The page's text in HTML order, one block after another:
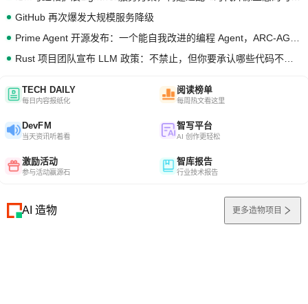
GitHub 再次爆发大规模服务降级
TECH DAILY
每日内容报纸化
阅读榜单
每周热文看这里
DevFM
当天资讯听着看
智写平台
AI 创作更轻松
激励活动
参与活动赢源石
智库报告
行业技术报告
AI 造物 更多造物项目